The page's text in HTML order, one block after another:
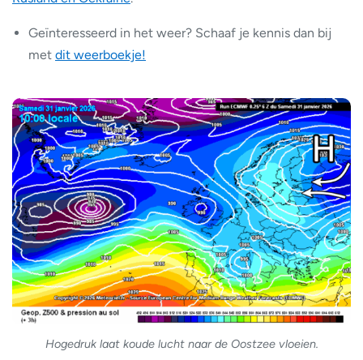
Geïnteresseerd in het weer? Schaaf je kennis dan bij
met dit weerboekje!
Hogedruk laat koude lucht naar de Oostzee vloeien.